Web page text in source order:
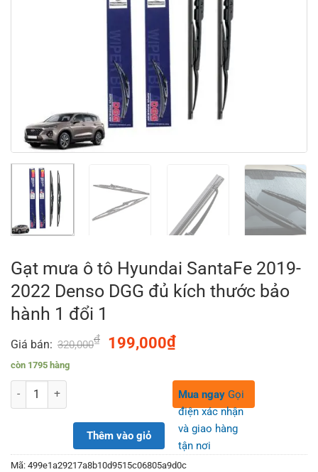
Gạt mưa ô tô Hyundai SantaFe 2019-
2022 Denso DGG đủ kích thước bảo
hành 1 đổi 1
Giá bán: 320,000₫
Original
320,000₫.
199,000₫Current
199,000₫.
còn 1795 hàng
Số lượng
Thêm vào giỏ
Mua ngay Gọi
điện xác nhận
và giao hàng
tận nơi
Mã: 499e1a29217a8b10d9515c06805a9d0c